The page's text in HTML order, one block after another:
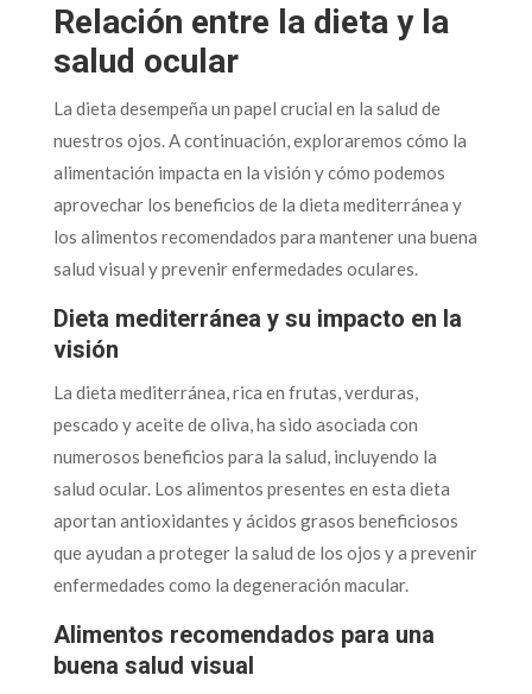
Relación entre la dieta y la
salud ocular
La dieta desempeña un papel crucial en la salud de
nuestros ojos. A continuación, exploraremos cómo la
alimentación impacta en la visión y cómo podemos
aprovechar los beneficios de la dieta mediterránea y
los alimentos recomendados para mantener una buena
salud visual y prevenir enfermedades oculares.
Dieta mediterránea y su impacto en la
visión
La dieta mediterránea, rica en frutas, verduras,
pescado y aceite de oliva, ha sido asociada con
numerosos beneficios para la salud, incluyendo la
salud ocular. Los alimentos presentes en esta dieta
aportan antioxidantes y ácidos grasos beneficiosos
que ayudan a proteger la salud de los ojos y a prevenir
enfermedades como la degeneración macular.
Alimentos recomendados para una
buena salud visual